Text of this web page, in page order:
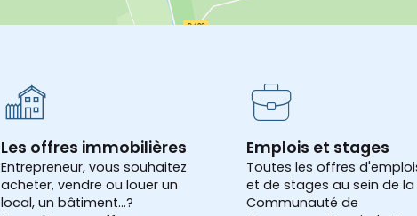
Les offres immobilières
Entrepreneur, vous souhaitez
acheter, vendre ou louer un
local, un bâtiment...?
Emplois et stages
Toutes les offres
et de stages au sein de la
Communauté de